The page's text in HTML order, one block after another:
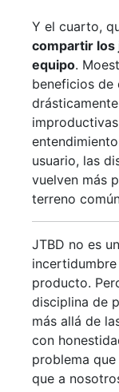
Y el cuarto,
compartir los
equipo.
beneficios de
usuario, las
vuelven más
terreno
JTBD no es
producto.
disciplina de
más allá de
con
problema
que a